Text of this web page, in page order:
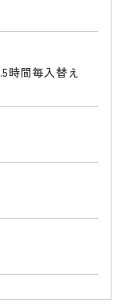
時間毎入替え